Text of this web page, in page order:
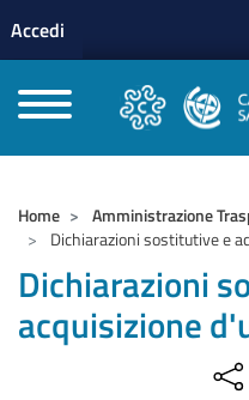
profilo utente
Accedi
Home Amministrazione
Dichiarazioni sostitutive e
Dichiarazioni
acquisizione